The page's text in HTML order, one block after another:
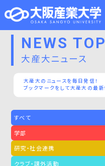
NEWS
大産大ニュース
大産大のニュースを毎日発信！
ブックマークをして大産大の最新
すべて
学部
研究・社会連携
クラブ・課外活動